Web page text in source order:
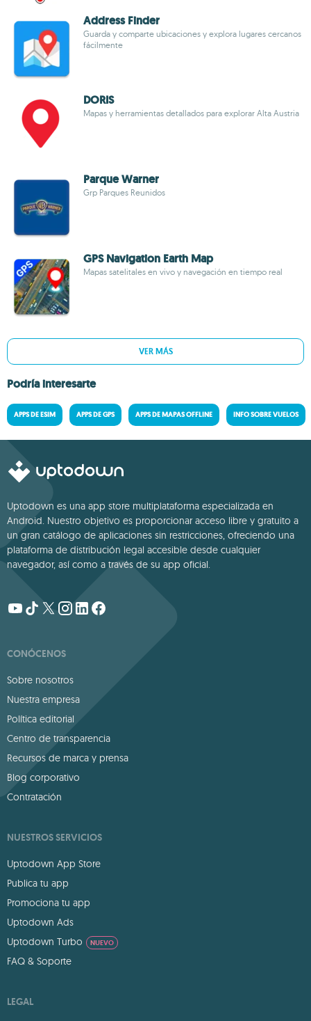
Address Finder
Guarda y comparte ubicaciones y explora lugares cercanos
fácilmente
DORIS
Mapas y herramientas detallados para explorar Alta Austria
Parque Warner
Grp Parques Reunidos
GPS Navigation Earth Map
Mapas satelitales en vivo y navegación en tiempo real
VER MÁS
Podría interesarte
APPS DE ESIM APPS DE GPS APPS DE MAPAS OFFLINE INFO SOBRE VUELOS
Uptodown es una app store multiplataforma especializada en
Android. Nuestro objetivo es proporcionar acceso libre y gratuito a
un gran catálogo de aplicaciones sin restricciones, ofreciendo una
plataforma de distribución legal accesible desde cualquier
navegador, así como a través de su app oficial.
CONÓCENOS
Sobre nosotros
Nuestra empresa
Política editorial
Centro de transparencia
Recursos de marca y prensa
Blog corporativo
Contratación
NUESTROS SERVICIOS
Uptodown App Store
Publica tu app
Promociona tu app
Uptodown Ads
Uptodown Turbo
NUEVO
FAQ & Soporte
LEGAL